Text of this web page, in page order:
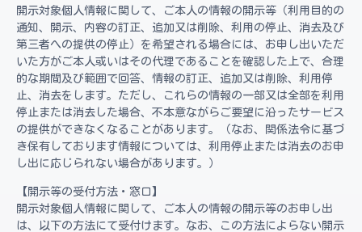
開示対象個人情報に関して、ご本人の情報の開示等（利用目的の
通知、開示、内容の訂正、追加又は削除、利用の停止、消去及び
第三者への提供の停止）を希望される場合には、お申し出いただ
いた方がご本人或いはその代理であることを確認した上で、合理
的な期間及び範囲で回答、情報の訂正、追加又は削除、利用停
止、消去をします。ただし、これらの情報の一部又は全部を利用
停止または消去した場合、不本意ながらご要望に沿ったサービス
の提供ができなくなることがあります。（なお、関係法令に基づ
き保有しております情報については、利用停止または消去のお申
し出に応じられない場合があります。）
【開示等の受付方法・窓口】
開示対象個人情報に関して、ご本人の情報の開示等のお申し出
は、以下の方法にて受付けます。なお、この方法によらない開示